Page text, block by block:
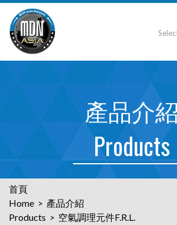
產品介紹
Products
首頁
Home > 產品介紹
Products > 空氣調理元件F.R.L.